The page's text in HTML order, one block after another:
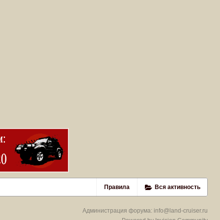
Правила Вся активность
Администрация форума: info@land-cruiser.ru